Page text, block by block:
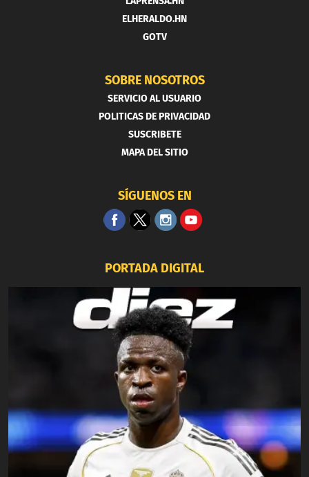
ELHERALDO.HN
GOTV
SOBRE NOSOTROS
SERVICIO AL USUARIO
POLITICAS DE PRIVACIDAD
SUSCRIBETE
MAPA DEL SITIO
SÍGUENOS EN
PORTADA DIGITAL